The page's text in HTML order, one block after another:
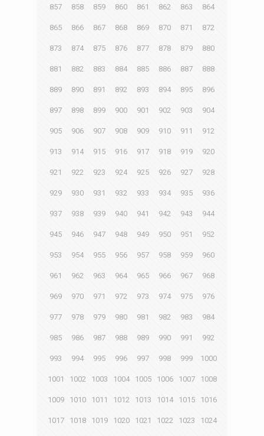
857 858 859 860 861 862 863 864
865 866 867 868 869 870 871 872
873 874 875 876 877 878 879 880
881 882 883 884 885 886 887 888
889 890 891 892 893 894 895 896
897 898 899 900 901 902 903 904
905 906 907 908 909 910 911 912
913 914 915 916 917 918 919 920
921 922 923 924 925 926 927 928
929 930 931 932 933 934 935 936
937 938 939 940 941 942 943 944
945 946 947 948 949 950 951 952
953 954 955 956 957 958 959 960
961 962 963 964 965 966 967 968
969 970 971 972 973 974 975 976
977 978 979 980 981 982 983 984
985 986 987 988 989 990 991 992
993 994 995 996 997 998 999 1000
1001 1002 1003 1004 1005 1006 1007 1008
1009 1010 1011 1012 1013 1014 1015 1016
1017 1018 1019 1020 1021 1022 1023 1024